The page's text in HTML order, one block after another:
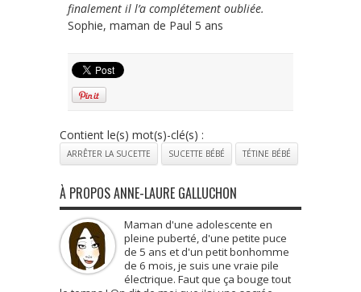
finalement il l’a complétement oubliée.
Sophie, maman de Paul 5 ans
Contient le(s) mot(s)-clé(s) :
ARRÊTER LA SUCETTE SUCETTE BÉBÉ TÉTINE BÉBÉ
À PROPOS ANNE-LAURE GALLUCHON
Maman d'une adolescente en
pleine puberté, d'une petite puce
de 5 ans et d'un petit bonhomme
de 6 mois, je suis une vraie pile
électrique. Faut que ça bouge tout